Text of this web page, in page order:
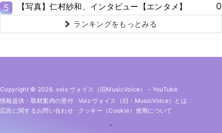
5 【写真】仁村紗和、インタビュー【エンタメ】 0
ランキングをもっとみる
Copyright © 2026. vois ヴォイス（旧MusicVoice） - YouTube
情報提供・取材案内の受付
Vois ヴォイス（旧・MusicVoice）とは
広告に関するお問い合わせ
クッキー（cookie）使用について
-